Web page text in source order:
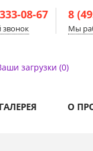
08-67 8
Мы
загрузки (0)
ГАЛЕРЕЯ О